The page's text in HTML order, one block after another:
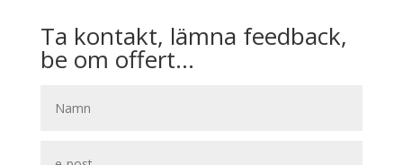
Ta kontakt, lämna feedback,
be om offert…